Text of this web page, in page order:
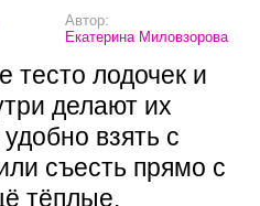
Автор:
Екатерина Миловзорова
тесто лодочек и
делают их
взять с
съесть прямо с
тёплые.